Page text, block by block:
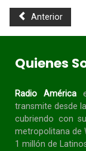
Anterior
Quienes
Radio América
transmite desde
cubriendo con
metropolitana de
1 millón de